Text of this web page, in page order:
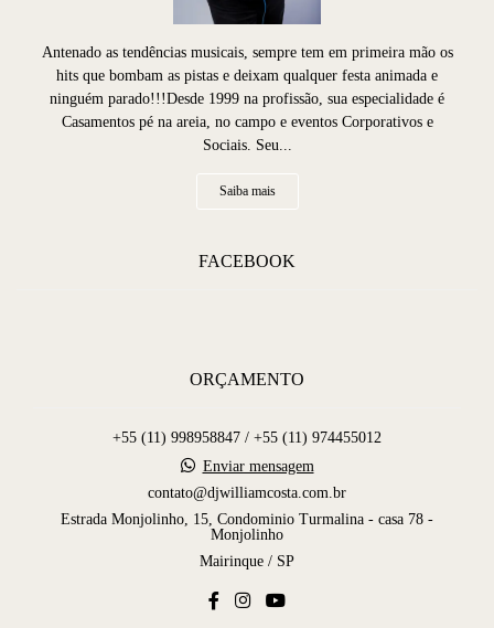
Antenado as tendências musicais, sempre tem em primeira mão os
hits que bombam as pistas e deixam qualquer festa animada e
ninguém parado!!!Desde 1999 na profissão, sua especialidade é
Casamentos pé na areia, no campo e eventos Corporativos e
Sociais. Seu...
Saiba mais
FACEBOOK
ORÇAMENTO
+55 (11) 998958847 / +55 (11) 974455012
Enviar mensagem
contato@djwilliamcosta.com.br
Estrada Monjolinho, 15, Condominio Turmalina - casa 78 -
Monjolinho
Mairinque / SP